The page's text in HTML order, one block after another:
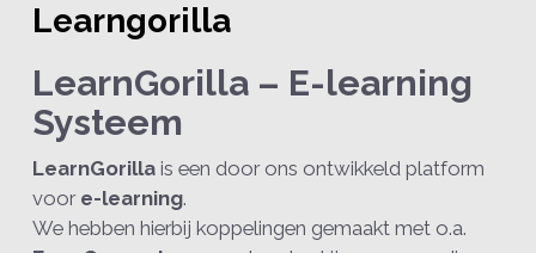
Learngorilla
LearnGorilla – E-learning
Systeem
LearnGorillais een door ons ontwikkeld platform
voor e-learning.
We hebben hierbij koppelingen gemaakt met o.a.